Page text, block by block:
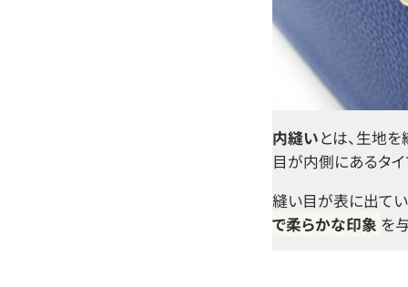
内縫いとは、生地
目が内側にあるタイ
縫い目が表に出て
で柔らかな印象 を